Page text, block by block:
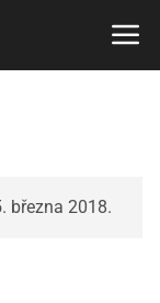
března 2018.